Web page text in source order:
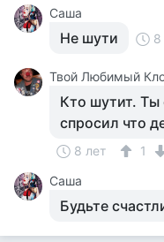
Саша
Не шути 8
Твой Любимый
Кто шутит. Ты
спросил что
8 лет
1
Саша
Будьте